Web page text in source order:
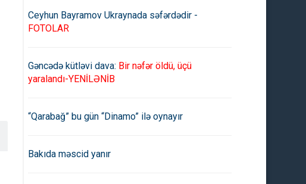
Ceyhun Bayramov Ukraynada səfərdədir -
FOTOLAR
Gəncədə kütləvi dava: Bir nəfər öldü, üçü
yaralandı-YENİLƏNİB
“Qarabağ” bu gün “Dinamo” ilə oynayır
Bakıda məscid yanır